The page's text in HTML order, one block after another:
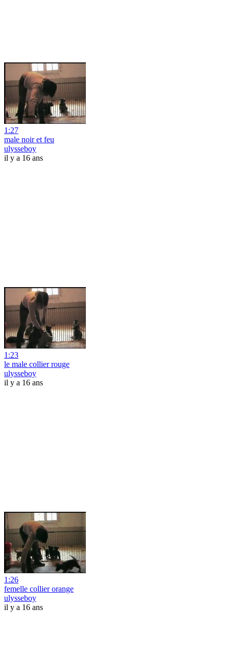
1:27
male noir et feu
ulysseboy
il y a 16 ans
1:23
le male collier rouge
ulysseboy
il y a 16 ans
1:26
femelle collier orange
ulysseboy
il y a 16 ans